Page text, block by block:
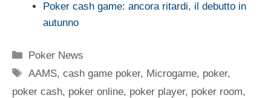
Poker cash game: ancora ritardi, il debutto in
autunno
Categorie
Poker News
Tag
AAMS,cash game poker, Microgame, poker,
poker cash, poker online, poker player, poker room,